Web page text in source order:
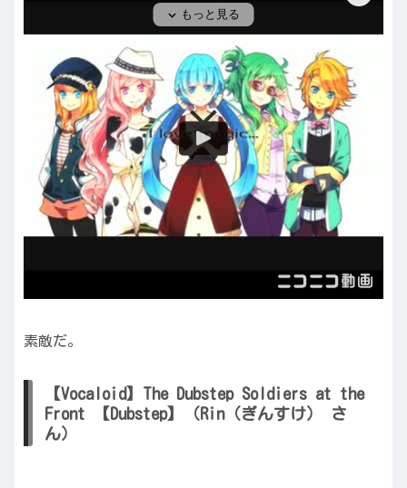
素敵だ。
【Vocaloid】The Dubstep Soldiers at the
Front 【Dubstep】（Rin（ぎんすけ） さ
ん）